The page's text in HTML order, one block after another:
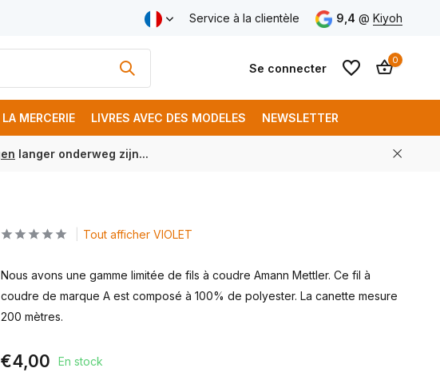
Livraison gratuite à partir de € 250 (FR)
Service à la clientèle 9,4 @ Kiyoh
Se connecter
0
LA MERCERIE LIVRES AVEC DES MODELES NEWSLETTER
langer onderweg zijn...
Tout afficher VIOLET
Nous avons une gamme limitée de fils à coudre Amann Mettler. Ce fil à
coudre de marque A est composé à 100% de polyester. La canette mesure
200 mètres.
€4,00 En stock